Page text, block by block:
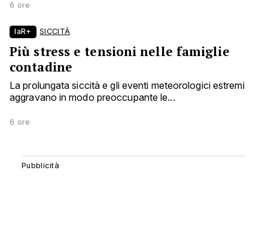
6 ore
laR+ SICCITÀ
Più stress e tensioni nelle famiglie
contadine
La prolungata siccità e gli eventi meteorologici estremi
aggravano in modo preoccupante le...
6 ore